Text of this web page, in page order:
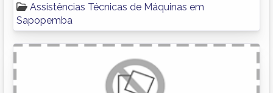
Assistências Técnicas de Máquinas em
Sapopemba